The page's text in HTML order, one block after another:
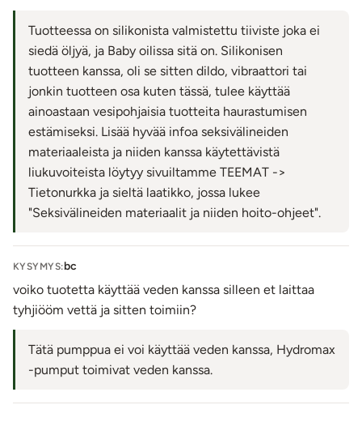
Tuotteessa on silikonista valmistettu tiiviste joka ei
siedä öljyä, ja Baby oilissa sitä on. Silikonisen
tuotteen kanssa, oli se sitten dildo, vibraattori tai
jonkin tuotteen osa kuten tässä, tulee käyttää
ainoastaan vesipohjaisia tuotteita haurastumisen
estämiseksi. Lisää hyvää infoa seksivälineiden
materiaaleista ja niiden kanssa käytettävistä
liukuvoiteista löytyy sivuiltamme TEEMAT ->
Tietonurkka ja sieltä laatikko, jossa lukee
"Seksivälineiden materiaalit ja niiden hoito-ohjeet".
KYSYMYS:bc
voiko tuotetta käyttää veden kanssa silleen et laittaa
tyhjiööm vettä ja sitten toimiin?
Tätä pumppua ei voi käyttää veden kanssa, Hydromax
-pumput toimivat veden kanssa.